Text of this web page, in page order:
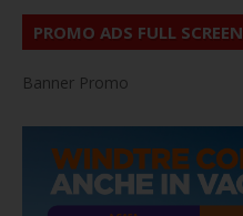
PROMO ADS FULL SCREEN
Banner Promo